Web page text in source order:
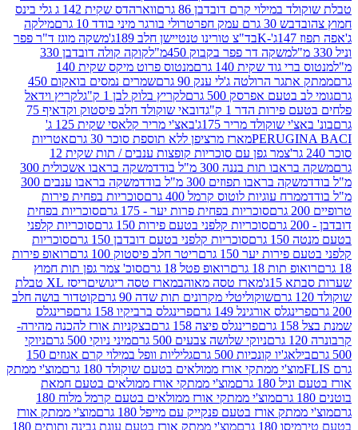
קרם דובדבן 86 גרם
ווארהדס שקית 142 ג גלי בינס
דבש 30 גרם עמק חפר
טרולי בורגר מיני בודד 10 גרם
מילקה
בד"צ טורינו טנטיישן חלב 189ג'
משקה מוגז ד"ר פפר
משקה דר פפר בקבוק 450מ"ל
קוקה קולה דובדבן 330
גוד שקית 140 גרם
מנטוס פרוט מיקס שקית 140
הרולטה ג'לי ענק 90 גרם
שמרים נמסים בואקום 450
אפרסק 500 גרם
לקריץ בלוק לבן 1 ק"ג
לקריץ וידאל
הדר 1 ק"ג
דובאי שוקולד חלב פיסטוק וקדאיף 75
שוקולד מריר 175ג'
באצ'י מריר קלאסי שקית 125 ג'
מארז מרציפן ללא תוספת סוכר 30 גרם
אטריות
צמר גפן עם סוכריות קופצות ענבים / תות שקית 12
תות בננה 300 מ"ל בודד
משקה בראבו אשכולית 300
בראבו תפוזים 300 מ"ל בודד
משקה בראבו ענבים 300
עוגיות לוטוס קרמל 400 גרם
סוכריות בפחית פירות
סוכריות בפחית פרות יער - 175 גרם
סוכריות בפחית
סוכריות קלפני בטעם פירות 150 גרם
סוכריות קלפני
סוכריות קלפני בטעם דובדבן 150 גרם
סוכריות
יער 150 גרם
ריטר חלב פיסטוק 100 גרם
רואופ פירות
תות 18 גרם
רואופ פטל 18 גרם
סוכ' צמר גפן תות חמוץ
מארז טסה מאוהב מארז טסה ריגושים
ריסז XL טבלת
שוקוליטלי מקרונים תות שדה 90 גרם
קוטדור בושה חלב
אורגינל 149 גרם
פרינגלס ברביקיו 158 גרם
פרינגלס
פרינגלס פיצה 158 גרם
בצקניות אורז להכנה מהירה-
ניוקי שלושה צבעים 500 גרם
מיני ניוקי 500 גרם
ניוקי
קונכיות 500 גרם
גליליות וופל במילוי קרם אגוזים 150
ממתקי אורז ממולאים בטעם שוקולד 180 גרם
מוצ'י ממתק
גרם
מוצ'י ממתקי אורז ממולאים בטעם חמאת
מוצ'י ממתקי אורז ממולאים בטעם קרמל מלוח 180
אורז בטעם פנקייק עם מייפל 180 גרם
מוצ'י ממתק אורז
גרם
מוצ'י ממתק אורז בטעם עוגת גבינה ותותים 180